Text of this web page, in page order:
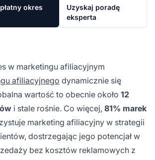
okres
Uzyskaj poradę
eksperta
w marketingu afiliacyjnym
afiliacyjnego dynamicznie się
wartość to obecnie około 12
i stale rośnie. Co więcej, 81% marek
marketing afiliacyjny w strategii
dostrzegając jego potencjał w
bez kosztów reklamowych z